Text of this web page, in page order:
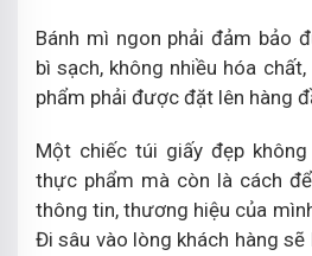
Bánh mì ngon phải đảm bảo
bì sạch, không nhiều hóa
phẩm phải được đặt lên hàng
Một chiếc túi giấy đẹp
thực phẩm mà còn là cách
thông tin, thương hiệu của
Đi sâu vào lòng khách hàng